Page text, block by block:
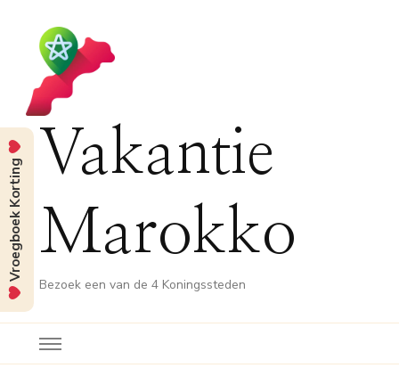
Vakantie
Marokko
Bezoek een van de 4 Koningssteden
Vroegboek Korting